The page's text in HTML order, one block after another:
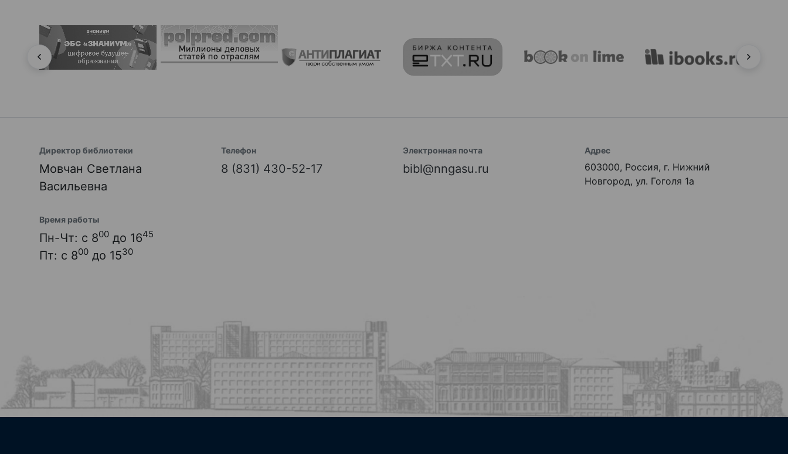
Директор библиотеки
Мовчан Светлана
Васильевна
Телефон
8 (831) 430-52-17
Электронная почта
bibl@nngasu.ru
Адрес
603000, Россия, г. Нижний
Новгород, ул. Гоголя 1а
Время работы
Пн-Чт: с 800 до 1645
Пт: с 800 до 1530